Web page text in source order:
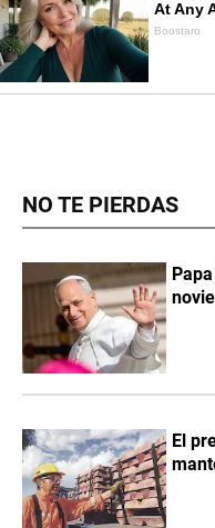
NO TE PIERDAS
El